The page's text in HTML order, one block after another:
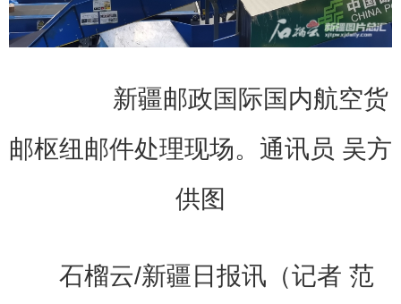
新疆邮政国际国内航空货
邮枢纽邮件处理现场。通讯员 吴方
供图
石榴云/新疆日报讯（记者 范